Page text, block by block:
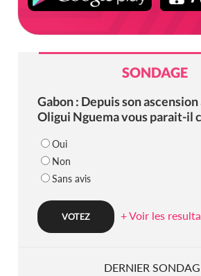
SONDAGE
Gabon : Depuis son
Oligui Nguema vous parait-il
Oui
Non
Sans avis
+ Voir les
DERNIER